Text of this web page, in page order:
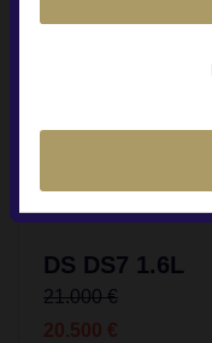
DS DS7 1.6L
21.000 €
20.500 €